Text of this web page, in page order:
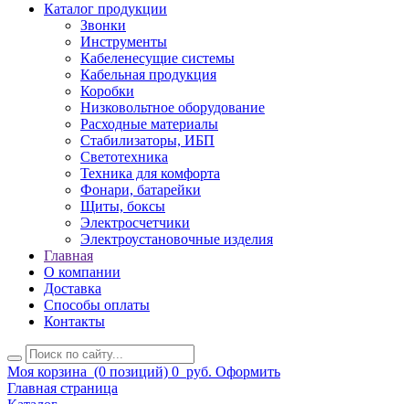
Каталог продукции
Звонки
Инструменты
Кабеленесущие системы
Кабельная продукция
Коробки
Низковольтное оборудование
Расходные материалы
Стабилизаторы, ИБП
Светотехника
Техника для комфорта
Фонари, батарейки
Щиты, боксы
Электросчетчики
Электроустановочные изделия
Главная
О компании
Доставка
Способы оплаты
Контакты
Моя корзина (0 позиций) 0 руб. Оформить
Главная страница